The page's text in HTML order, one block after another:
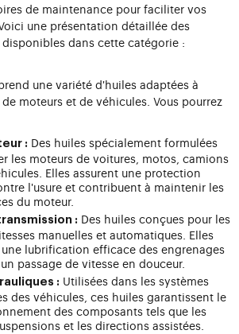
de maintenance pour faciliter vos
une présentation détaillée des
dans cette catégorie :
une variété d'huiles adaptées à
moteurs et de véhicules. Vous pourrez
: Des huiles spécialement formulées
les moteurs de voitures, motos, camions
Elles assurent une protection
l'usure et contribuent à maintenir les
du moteur.
: Des huiles conçues pour les
manuelles et automatiques. Elles
lubrification efficace des engrenages
passage de vitesse en douceur.
: Utilisées dans les systèmes
des véhicules, ces huiles garantissent le
des composants tels que les
et les directions assistées.